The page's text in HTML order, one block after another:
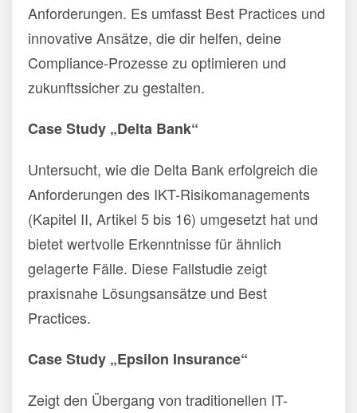
Anforderungen. Es umfasst Best Practices und
innovative Ansätze, die dir helfen, deine
Compliance-Prozesse zu optimieren und
zukunftssicher zu gestalten.
Case Study „Delta Bank“
Untersucht, wie die Delta Bank erfolgreich die
Anforderungen des IKT-Risikomanagements
(Kapitel II, Artikel 5 bis 16) umgesetzt hat und
bietet wertvolle Erkenntnisse für ähnlich
gelagerte Fälle. Diese Fallstudie zeigt
praxisnahe Lösungsansätze und Best
Practices.
Case Study „Epsilon Insurance“
Zeigt den Übergang von traditionellen IT-